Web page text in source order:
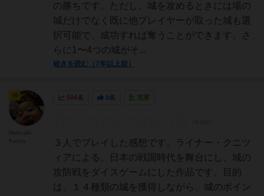
の勝ちです。ただし、城を攻めるときには場の
城だけでなく既に他プレイヤーが取った城も選
択可能で、成功すれば奪うことができます。さ
らに1〜4つの城がそ...
続きを読む（7年以上前）
504名 0名 充実
３人でプレイした感想です。ライナー・クニツ
ィアによる、日本の戦国時代を舞台にし、城の
攻防戦をダイスゲームにした作品です。目的
は、１４種類の城を獲得しながら、城のポイン
神